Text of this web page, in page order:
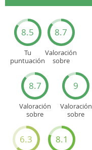
8.5
Tu
puntuación
8.7
Valoración
sobre
8.7
Valoración
sobre
9
Valoración
sobre
turísticos
6.3 8.1